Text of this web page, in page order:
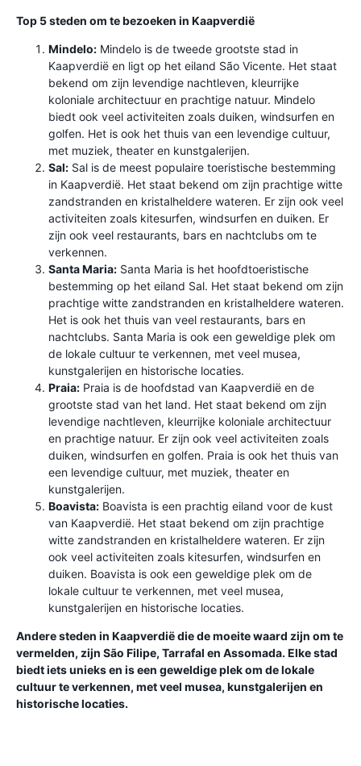
Top 5 steden om te bezoeken in Kaapverdië
Mindelo: Mindelo is de tweede grootste stad in
Kaapverdië en ligt op het eiland São Vicente. Het staat
bekend om zijn levendige nachtleven, kleurrijke
koloniale architectuur en prachtige natuur. Mindelo
biedt ook veel activiteiten zoals duiken, windsurfen en
golfen. Het is ook het thuis van een levendige cultuur,
met muziek, theater en kunstgalerijen.
Sal: Sal is de meest populaire toeristische bestemming
in Kaapverdië. Het staat bekend om zijn prachtige witte
zandstranden en kristalheldere wateren. Er zijn ook veel
activiteiten zoals kitesurfen, windsurfen en duiken. Er
zijn ook veel restaurants, bars en nachtclubs om te
verkennen.
Santa Maria: Santa Maria is het hoofdtoeristische
bestemming op het eiland Sal. Het staat bekend om zijn
prachtige witte zandstranden en kristalheldere wateren.
Het is ook het thuis van veel restaurants, bars en
nachtclubs. Santa Maria is ook een geweldige plek om
de lokale cultuur te verkennen, met veel musea,
kunstgalerijen en historische locaties.
Praia: Praia is de hoofdstad van Kaapverdië en de
grootste stad van het land. Het staat bekend om zijn
levendige nachtleven, kleurrijke koloniale architectuur
en prachtige natuur. Er zijn ook veel activiteiten zoals
duiken, windsurfen en golfen. Praia is ook het thuis van
een levendige cultuur, met muziek, theater en
kunstgalerijen.
Boavista: Boavista is een prachtig eiland voor de kust
van Kaapverdië. Het staat bekend om zijn prachtige
witte zandstranden en kristalheldere wateren. Er zijn
ook veel activiteiten zoals kitesurfen, windsurfen en
duiken. Boavista is ook een geweldige plek om de
lokale cultuur te verkennen, met veel musea,
kunstgalerijen en historische locaties.
Andere steden in Kaapverdië die de moeite waard zijn om te
vermelden, zijn São Filipe, Tarrafal en Assomada. Elke stad
biedt iets unieks en is een geweldige plek om de lokale
cultuur te verkennen, met veel musea, kunstgalerijen en
historische locaties.